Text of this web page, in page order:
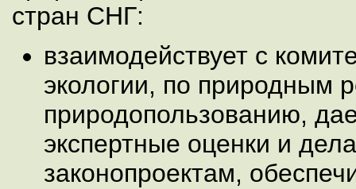
стран СНГ:
взаимодействует с
экологии, по природным
природопользованию,
экспертные оценки и
законопроектам,